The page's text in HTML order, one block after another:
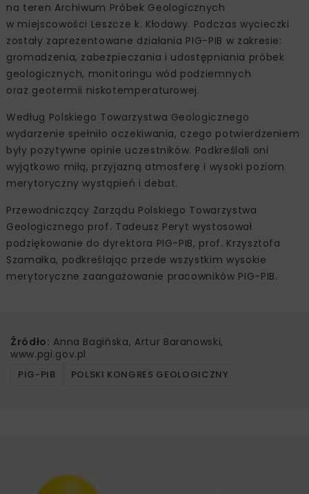
na teren Archiwum Próbek Geologicznych
w miejscowości Leszcze k. Kłodawy. Podczas wycieczki
zostały zaprezentowane działania PIG-PIB w zakresie:
gromadzenia, zabezpieczania i udostępniania próbek
geologicznych, monitoringu wód podziemnych
oraz geotermii niskotemperaturowej.
Według Polskiego Towarzystwa Geologicznego
wydarzenie spełniło oczekiwania, czego potwierdzeniem
były pozytywne opinie uczestników. Podkreślali oni
wyjątkowo miłą, przyjazną atmosferę i wysoki poziom
merytoryczny wystąpień i debat.
Przewodniczący Zarządu Polskiego Towarzystwa
Geologicznego prof. Tadeusz Peryt wystosował
podziękowanie do dyrektora PIG-PIB, prof. Krzysztofa
Szamałka, podkreślając przede wszystkim wysokie
merytoryczne zaangażowanie pracowników PIG-PIB.
Źródło: Anna Bagińska, Artur Baranowski,
www.pgi.gov.pl
PIG-PIB POLSKI KONGRES GEOLOGICZNY